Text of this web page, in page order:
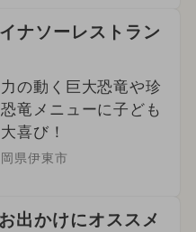
ナソーレストラン
の動く巨大恐竜や珍
竜メニューに子ども
喜び！
県伊東市
出かけにオススメ